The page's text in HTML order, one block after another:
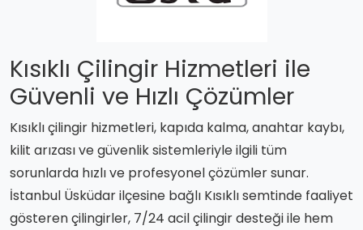
Kısıklı Çilingir Hizmetleri ile
Güvenli ve Hızlı Çözümler
Kısıklı çilingir hizmetleri, kapıda kalma, anahtar kaybı,
kilit arızası ve güvenlik sistemleriyle ilgili tüm
sorunlarda hızlı ve profesyonel çözümler sunar.
İstanbul Üsküdar ilçesine bağlı Kısıklı semtinde faaliyet
gösteren çilingirler, 7/24 acil çilingir desteği ile hem